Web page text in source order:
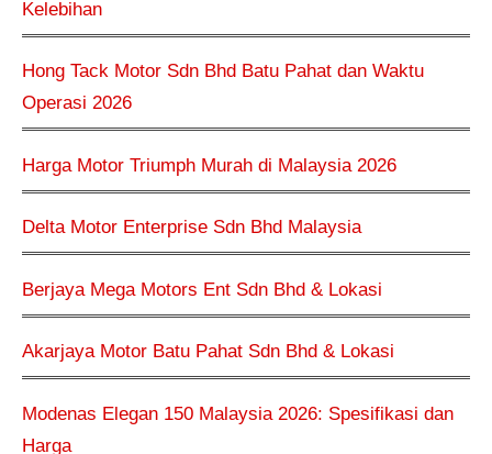
Kelebihan
Hong Tack Motor Sdn Bhd Batu Pahat dan Waktu
Operasi 2026
Harga Motor Triumph Murah di Malaysia 2026
Delta Motor Enterprise Sdn Bhd Malaysia
Berjaya Mega Motors Ent Sdn Bhd & Lokasi
Akarjaya Motor Batu Pahat Sdn Bhd & Lokasi
Modenas Elegan 150 Malaysia 2026: Spesifikasi dan
Harga